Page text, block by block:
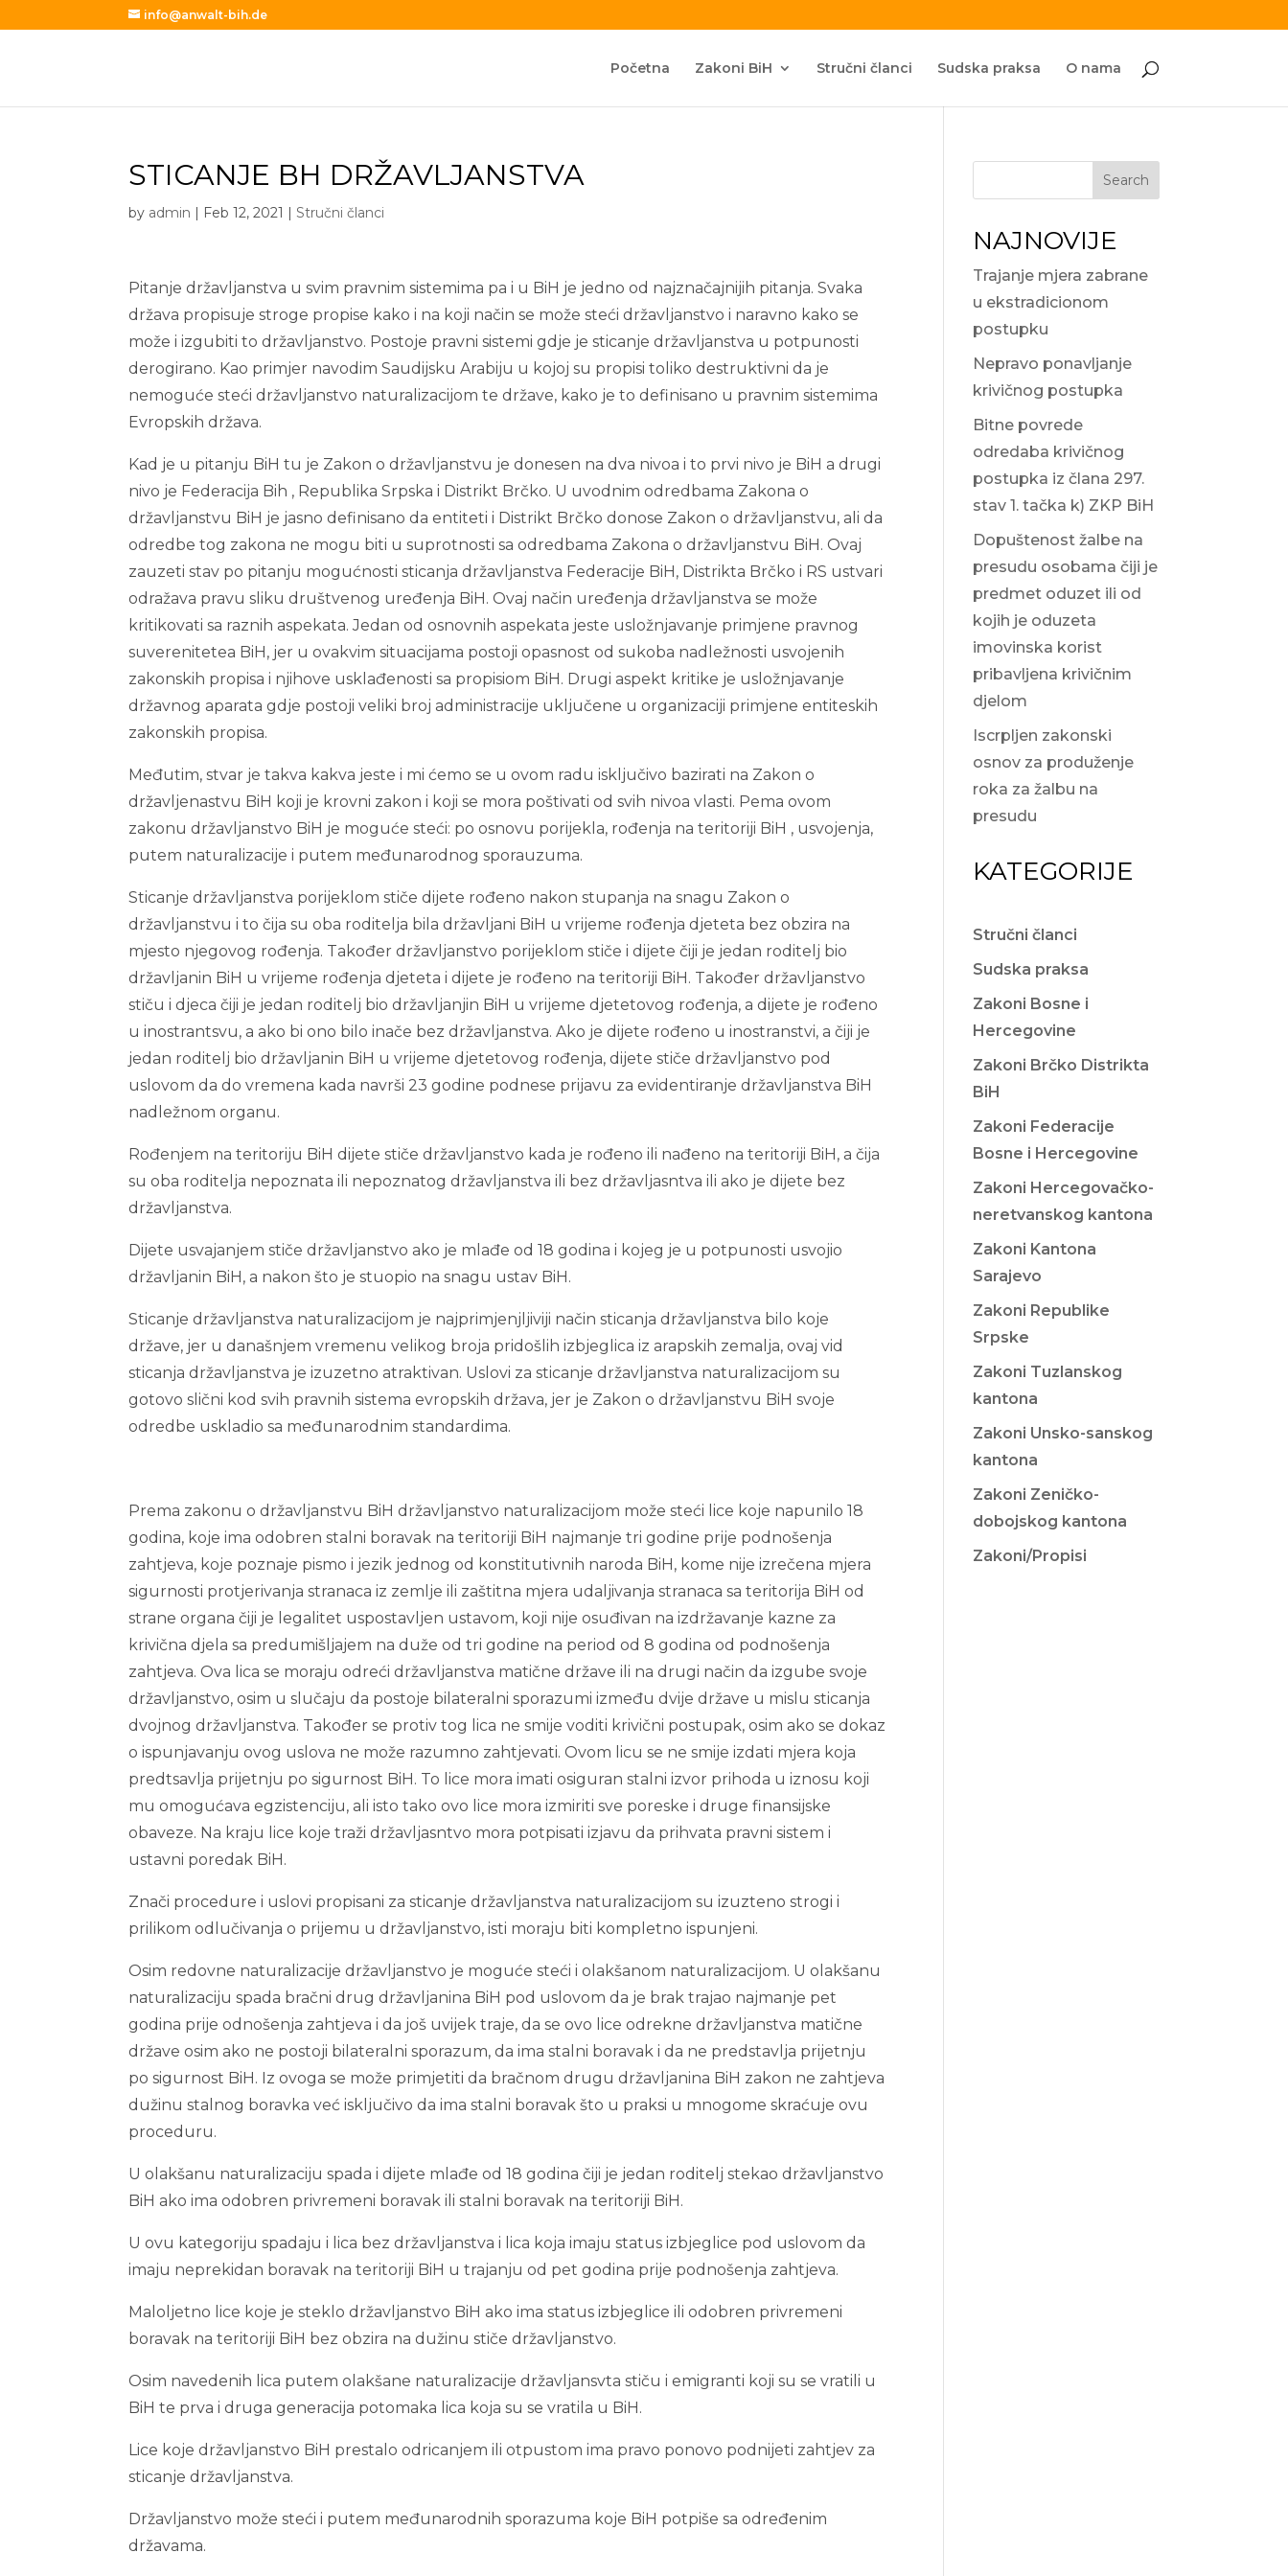
info@anwalt-bih.de
Početna Zakoni BiH Stručni članci Sudska praksa O nama
STICANJE BH DRŽAVLJANSTVA
by admin | Feb 12, 2021 |Stručni članci
Pitanje državljanstva u svim pravnim sistemima pa i u BiH je jedno od najznačajnijih pitanja. Svaka
država propisuje stroge propise kako i na koji način se može steći državljanstvo i naravno kako se
može i izgubiti to državljanstvo. Postoje pravni sistemi gdje je sticanje državljanstva u potpunosti
derogirano. Kao primjer navodim Saudijsku Arabiju u kojoj su propisi toliko destruktivni da je
nemoguće steći državljanstvo naturalizacijom te države, kako je to definisano u pravnim sistemima
Evropskih država.
Kad je u pitanju BiH tu je Zakon o državljanstvu je donesen na dva nivoa i to prvi nivo je BiH a drugi
nivo je Federacija Bih , Republika Srpska i Distrikt Brčko. U uvodnim odredbama Zakona o
državljanstvu BiH je jasno definisano da entiteti i Distrikt Brčko donose Zakon o državljanstvu, ali da
odredbe tog zakona ne mogu biti u suprotnosti sa odredbama Zakona o državljanstvu BiH. Ovaj
zauzeti stav po pitanju mogućnosti sticanja državljanstva Federacije BiH, Distrikta Brčko i RS ustvari
odražava pravu sliku društvenog uređenja BiH. Ovaj način uređenja državljanstva se može
kritikovati sa raznih aspekata. Jedan od osnovnih aspekata jeste usložnjavanje primjene pravnog
suverenitetea BiH, jer u ovakvim situacijama postoji opasnost od sukoba nadležnosti usvojenih
zakonskih propisa i njihove usklađenosti sa propisiom BiH. Drugi aspekt kritike je usložnjavanje
državnog aparata gdje postoji veliki broj administracije uključene u organizaciji primjene entiteskih
zakonskih propisa.
Međutim, stvar je takva kakva jeste i mi ćemo se u ovom radu isključivo bazirati na Zakon o
državljenastvu BiH koji je krovni zakon i koji se mora poštivati od svih nivoa vlasti. Pema ovom
zakonu državljanstvo BiH je moguće steći: po osnovu porijekla, rođenja na teritoriji BiH , usvojenja,
putem naturalizacije i putem međunarodnog sporauzuma.
Sticanje državljanstva porijeklom stiče dijete rođeno nakon stupanja na snagu Zakon o
državljanstvu i to čija su oba roditelja bila državljani BiH u vrijeme rođenja djeteta bez obzira na
mjesto njegovog rođenja. Također državljanstvo porijeklom stiče i dijete čiji je jedan roditelj bio
državljanin BiH u vrijeme rođenja djeteta i dijete je rođeno na teritoriji BiH. Također državljanstvo
stiču i djeca čiji je jedan roditelj bio državljanjin BiH u vrijeme djetetovog rođenja, a dijete je rođeno
u inostrantsvu, a ako bi ono bilo inače bez državljanstva. Ako je dijete rođeno u inostranstvi, a čiji je
jedan roditelj bio državljanin BiH u vrijeme djetetovog rođenja, dijete stiče državljanstvo pod
uslovom da do vremena kada navrši 23 godine podnese prijavu za evidentiranje državljanstva BiH
nadležnom organu.
Rođenjem na teritoriju BiH dijete stiče državljanstvo kada je rođeno ili nađeno na teritoriji BiH, a čija
su oba roditelja nepoznata ili nepoznatog državljanstva ili bez državljasntva ili ako je dijete bez
državljanstva.
Dijete usvajanjem stiče državljanstvo ako je mlađe od 18 godina i kojeg je u potpunosti usvojio
državljanin BiH, a nakon što je stuopio na snagu ustav BiH.
Sticanje državljanstva naturalizacijom je najprimjenjljiviji način sticanja državljanstva bilo koje
države, jer u današnjem vremenu velikog broja pridošlih izbjeglica iz arapskih zemalja, ovaj vid
sticanja državljanstva je izuzetno atraktivan. Uslovi za sticanje državljanstva naturalizacijom su
gotovo slični kod svih pravnih sistema evropskih država, jer je Zakon o državljanstvu BiH svoje
odredbe uskladio sa međunarodnim standardima.
Prema zakonu o državljanstvu BiH državljanstvo naturalizacijom može steći lice koje napunilo 18
godina, koje ima odobren stalni boravak na teritoriji BiH najmanje tri godine prije podnošenja
zahtjeva, koje poznaje pismo i jezik jednog od konstitutivnih naroda BiH, kome nije izrečena mjera
sigurnosti protjerivanja stranaca iz zemlje ili zaštitna mjera udaljivanja stranaca sa teritorija BiH od
strane organa čiji je legalitet uspostavljen ustavom, koji nije osuđivan na izdržavanje kazne za
krivična djela sa predumišljajem na duže od tri godine na period od 8 godina od podnošenja
zahtjeva. Ova lica se moraju odreći državljanstva matične države ili na drugi način da izgube svoje
državljanstvo, osim u slučaju da postoje bilateralni sporazumi između dvije države u mislu sticanja
dvojnog državljanstva. Također se protiv tog lica ne smije voditi krivični postupak, osim ako se dokaz
o ispunjavanju ovog uslova ne može razumno zahtjevati. Ovom licu se ne smije izdati mjera koja
predtsavlja prijetnju po sigurnost BiH. To lice mora imati osiguran stalni izvor prihoda u iznosu koji
mu omogućava egzistenciju, ali isto tako ovo lice mora izmiriti sve poreske i druge finansijske
obaveze. Na kraju lice koje traži državljasntvo mora potpisati izjavu da prihvata pravni sistem i
ustavni poredak BiH.
Znači procedure i uslovi propisani za sticanje državljanstva naturalizacijom su izuzteno strogi i
prilikom odlučivanja o prijemu u državljanstvo, isti moraju biti kompletno ispunjeni.
Osim redovne naturalizacije državljanstvo je moguće steći i olakšanom naturalizacijom. U olakšanu
naturalizaciju spada bračni drug državljanina BiH pod uslovom da je brak trajao najmanje pet
godina prije odnošenja zahtjeva i da još uvijek traje, da se ovo lice odrekne državljanstva matične
države osim ako ne postoji bilateralni sporazum, da ima stalni boravak i da ne predstavlja prijetnju
po sigurnost BiH. Iz ovoga se može primjetiti da bračnom drugu državljanina BiH zakon ne zahtjeva
dužinu stalnog boravka već isključivo da ima stalni boravak što u praksi u mnogome skraćuje ovu
proceduru.
U olakšanu naturalizaciju spada i dijete mlađe od 18 godina čiji je jedan roditelj stekao državljanstvo
BiH ako ima odobren privremeni boravak ili stalni boravak na teritoriji BiH.
U ovu kategoriju spadaju i lica bez državljanstva i lica koja imaju status izbjeglice pod uslovom da
imaju neprekidan boravak na teritoriji BiH u trajanju od pet godina prije podnošenja zahtjeva.
Maloljetno lice koje je steklo državljanstvo BiH ako ima status izbjeglice ili odobren privremeni
boravak na teritoriji BiH bez obzira na dužinu stiče državljanstvo.
Osim navedenih lica putem olakšane naturalizacije državljansvta stiču i emigranti koji su se vratili u
BiH te prva i druga generacija potomaka lica koja su se vratila u BiH.
Lice koje državljanstvo BiH prestalo odricanjem ili otpustom ima pravo ponovo podnijeti zahtjev za
sticanje državljanstva.
Državljanstvo može steći i putem međunarodnih sporazuma koje BiH potpiše sa određenim
državama.
Search
NAJNOVIJE
Trajanje mjera zabrane
u ekstradicionom
postupku
Nepravo ponavljanje
krivičnog postupka
Bitne povrede
odredaba krivičnog
postupka iz člana 297.
stav 1. tačka k) ZKP BiH
Dopuštenost žalbe na
presudu osobama čiji je
predmet oduzet ili od
kojih je oduzeta
imovinska korist
pribavljena krivičnim
djelom
Iscrpljen zakonski
osnov za produženje
roka za žalbu na
presudu
KATEGORIJE
Stručni članci
Sudska praksa
Zakoni Bosne i
Hercegovine
Zakoni Brčko Distrikta
BiH
Zakoni Federacije
Bosne i Hercegovine
Zakoni Hercegovačko-
neretvanskog kantona
Zakoni Kantona
Sarajevo
Zakoni Republike
Srpske
Zakoni Tuzlanskog
kantona
Zakoni Unsko-sanskog
kantona
Zakoni Zeničko-
dobojskog kantona
Zakoni/Propisi